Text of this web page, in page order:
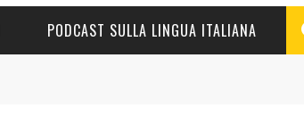
PODCAST SULLA LINGUA ITALIANA